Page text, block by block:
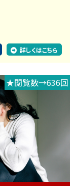
詳しくはこちら
★閲覧数→636回